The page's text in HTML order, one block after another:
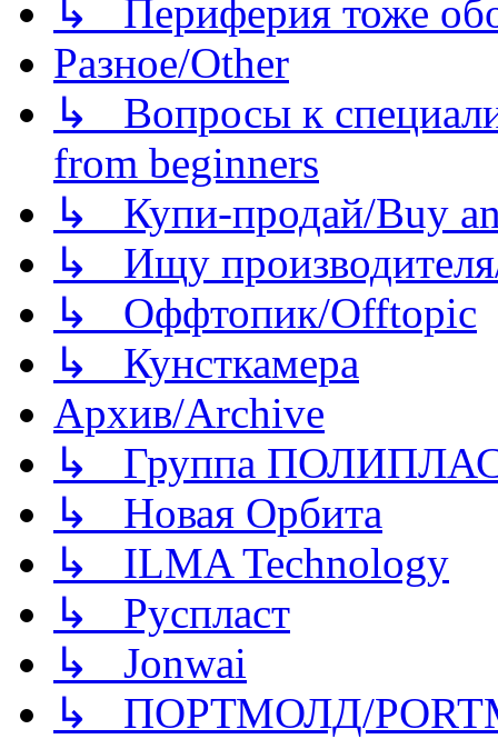
↳ Периферия тоже
Разное/Other
↳ Вопросы к
from beginners
↳ Купи-продай/Buy
↳ Ищу
↳ Оффтопик/Offtopic
↳ Кунсткамера
Архив/Archive
↳ Группа
↳ Новая Орбита
↳ ILMA Technology
↳ Руспласт
↳ Jonwai
↳ ПОРТМОЛД/